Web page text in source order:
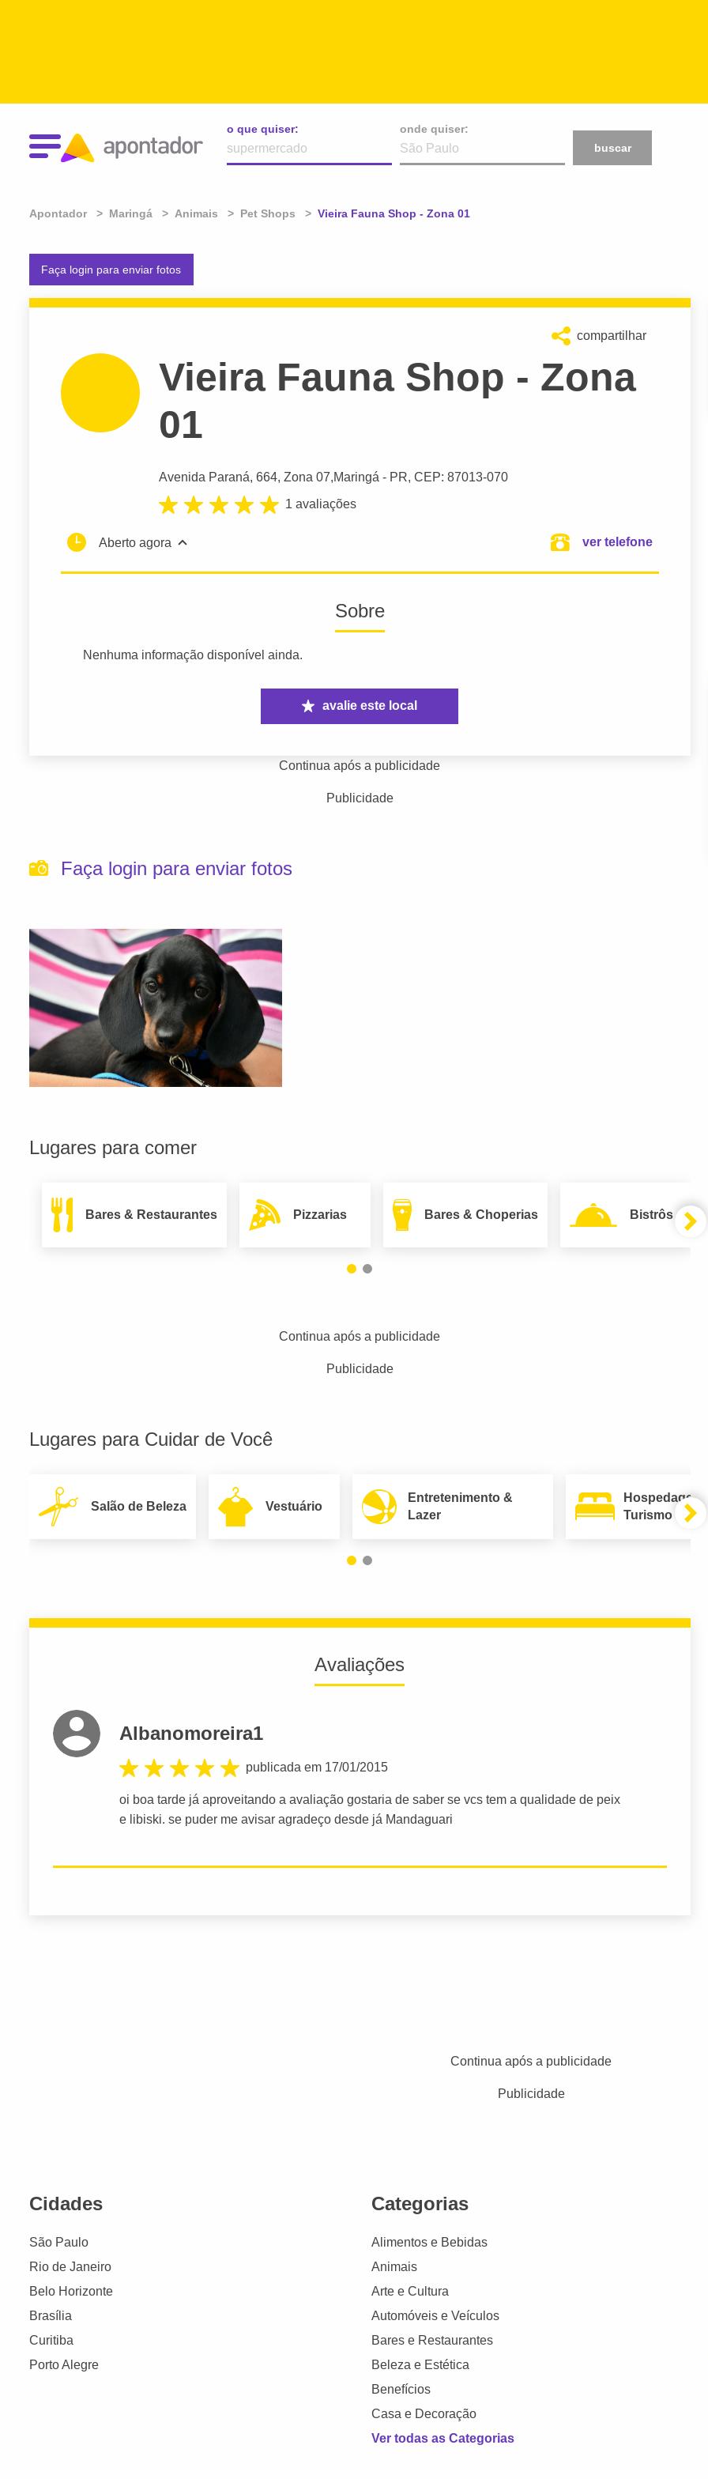
o que quiser:
onde quiser:
buscar
Apontador Maringá Animais Pet Shops Atual:
Vieira Fauna Shop - Zona 01
Faça login para enviar fotos
compartilhar
Vieira Fauna Shop - Zona
01
Avenida Paraná, 664, Zona 07,Maringá - PR, CEP: 87013-070
1 avaliações
Aberto agora ver telefone
Sobre
Nenhuma informação disponível ainda.
avalie este local
Continua após a publicidade
Publicidade
Faça login para enviar fotos
Lugares para comer
Bares & Restaurantes Pizzarias Bares & Choperias Bistrôs
Continua após a publicidade
Publicidade
Lugares para Cuidar de Você
Salão de Beleza Vestuário
Entretenimento &
Lazer
Hospedagem
Turismo
Avaliações
Albanomoreira1
publicada em 17/01/2015
oi boa tarde já aproveitando a avaliação gostaria de saber se vcs tem a qualidade de peix
e libiski. se puder me avisar agradeço desde já Mandaguari
Continua após a publicidade
Publicidade
Cidades
São Paulo
Rio de Janeiro
Belo Horizonte
Brasília
Curitiba
Porto Alegre
Categorias
Alimentos e Bebidas
Animais
Arte e Cultura
Automóveis e Veículos
Bares e Restaurantes
Beleza e Estética
Benefícios
Casa e Decoração
Ver todas as Categorias